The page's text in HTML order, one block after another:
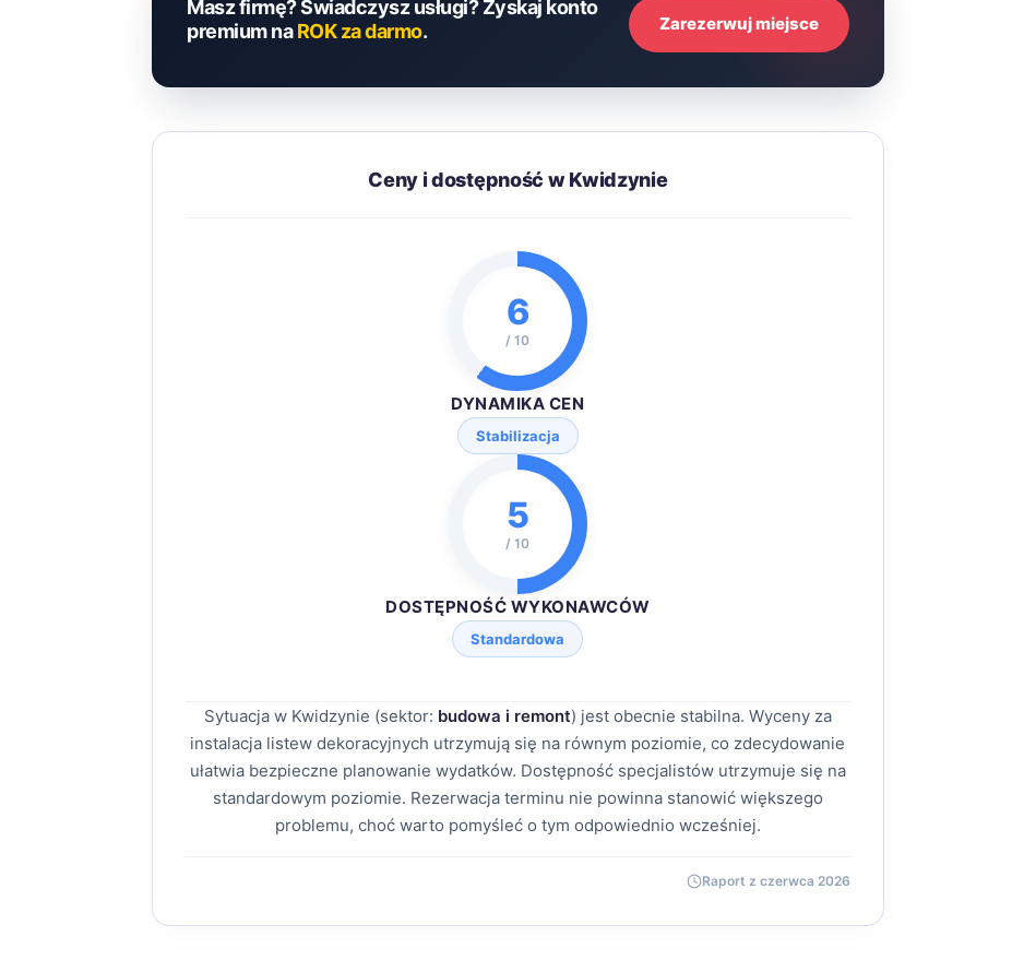
Masz firmę? Świadczysz usługi? Zyskaj konto
premium naROK za darmo. Zarezerwuj miejsce
Ceny i dostępność w Kwidzynie
6
/ 10
DYNAMIKA CEN
Stabilizacja
5
/ 10
DOSTĘPNOŚĆ WYKONAWCÓW
Standardowa
Sytuacja w Kwidzynie (sektor: budowa i remont) jest obecnie stabilna. Wyceny za
instalacja listew dekoracyjnych utrzymują się na równym poziomie, co zdecydowanie
ułatwia bezpieczne planowanie wydatków. Dostępność specjalistów utrzymuje się na
standardowym poziomie. Rezerwacja terminu nie powinna stanowić większego
problemu, choć warto pomyśleć o tym odpowiednio wcześniej.
Raport z czerwca 2026